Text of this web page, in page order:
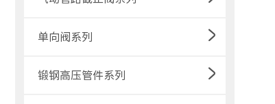
单向阀系列
锻钢高压管件系列